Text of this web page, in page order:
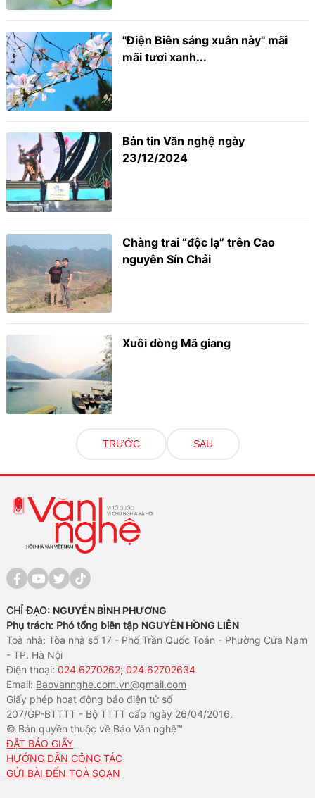
"Điện Biên sáng xuân này" mãi
mãi tươi xanh...
Bản tin Văn nghệ ngày
23/12/2024
Chàng trai “độc lạ” trên Cao
nguyên Sín Chải
Xuôi dòng Mã giang
TRƯỚC SAU
CHỈ ĐẠO: NGUYỄN BÌNH PHƯƠNG
Phụ trách: Phó tổng biên tập NGUYỄN HỒNG LIÊN
Toà nhà: Tòa nhà số 17 - Phố Trần Quốc Toản - Phường Cửa Nam
- TP. Hà Nội
Điện thoại:024.6270262; 024.62702634
Email: Baovannghe.com.vn@gmail.com
Giấy phép hoạt động báo điện tử số
207/GP-BTTTT - Bộ TTTT cấp ngày 26/04/2016.
© Bản quyền thuộc về Báo Văn nghệ™
ĐẶT BÁO GIẤY
HƯỚNG DẪN CÔNG TÁC
GỬI BÀI ĐẾN TOÀ SOẠN